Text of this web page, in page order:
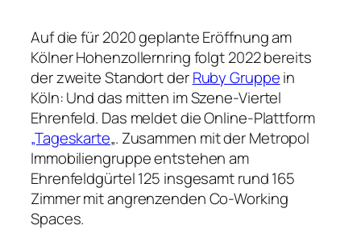
Auf die für 2020 geplante Eröffnung am
Kölner Hohenzollernring folgt 2022 bereits
der zweite Standort derRuby Gruppein
Köln: Und das mitten im Szene-Viertel
Ehrenfeld. Das meldet die Online-Plattform
„Tageskarte„. Zusammen mit der Metropol
Immobiliengruppe entstehen am
Ehrenfeldgürtel 125 insgesamt rund 165
Zimmer mit angrenzenden Co-Working
Spaces.